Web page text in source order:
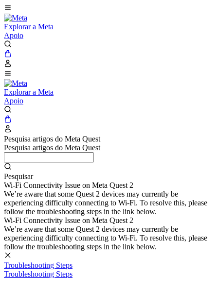
Explorar a Meta
Apoio
Explorar a Meta
Apoio
Pesquisa artigos do Meta Quest
Pesquisa artigos do Meta Quest
Pesquisar
Wi-Fi Connectivity Issue on Meta Quest 2
We’re aware that some Quest 2 devices may currently be
experiencing difficulty connecting to Wi-Fi. To resolve this, please
follow the troubleshooting steps in the link below.
Wi-Fi Connectivity Issue on Meta Quest 2
We’re aware that some Quest 2 devices may currently be
experiencing difficulty connecting to Wi-Fi. To resolve this, please
follow the troubleshooting steps in the link below.
Troubleshooting Steps
Troubleshooting Steps